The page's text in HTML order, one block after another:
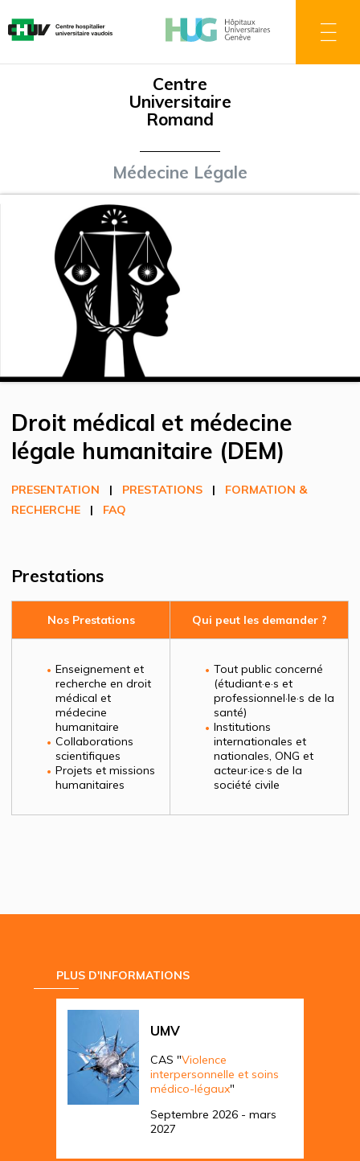
au
contenu
Centre
Universitaire
Romand
Médecine Légale
Droit médical et médecine
légale humanitaire (DEM)
PRESENTATION | PRESTATIONS | FORMATION &
RECHERCHE | FAQ
Prestations
Nos Prestations Qui peut les demander ?
Enseignement et
recherche en droit
médical et
médecine
humanitaire
Collaborations
scientifiques
Projets et missions
humanitaires
Tout public concerné
(étudiant·e·s et
professionnel·le·s de la
santé)
Institutions
internationales et
nationales, ONG et
acteur·ice·s de la
société civile
PLUS D'INFORMATIONS
UMV
CAS "Violence
interpersonnelle et soins
médico-légaux"
Septembre 2026 - mars
2027